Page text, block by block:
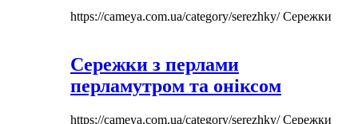
https://cameya.com.ua/category/serezhky/Сережки
Сережки з перлами
перламутром та оніксом
https://cameya.com.ua/category/serezhky/Сережки